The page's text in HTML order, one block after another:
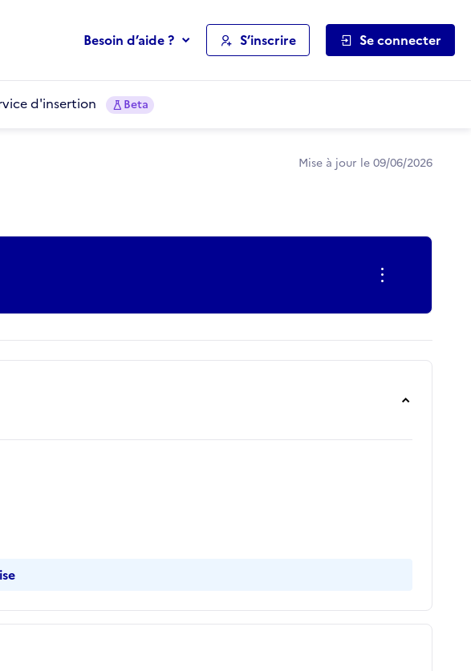
Besoin d’aide ? S’inscrire Se connecter
d'insertion Beta
Mise à jour le 09/06/2026